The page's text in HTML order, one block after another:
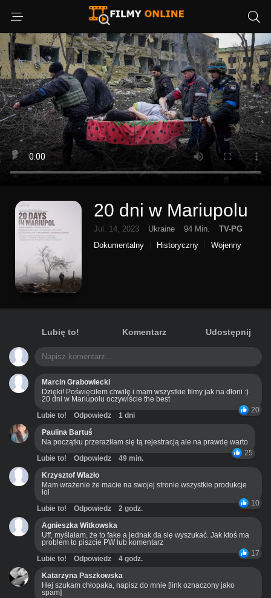
20 dni w Mariupolu
Jul. 14, 2023 Ukraine 94 Min.
TV-PG
Dokumentalny
Historyczny Wojenny
Lubię to! Komentarz Udostępnij
Marcin Grabowiecki
Dzięki! Poświęciłem chwilę i mam wszystkie filmy jak na dłoni :)
20 dni w Mariupolu oczywiście the best
20
Lubie to! Odpowiedz
1 dni
Paulina Bartuś
Na początku przeraziłam się tą rejestracją ale na prawdę warto
25
Lubie to! Odpowiedz
49 min.
Krzysztof Wlazło
Mam wrażenie że macie na swojej stronie wszystkie produkcje
lol
10
Lubie to! Odpowiedz
2 godz.
Agnieszka Witkowska
Uff, myślałam, że to fake a jednak da się wyszukać. Jak ktoś ma
problem to piszcie PW lub komentarz
17
Lubie to! Odpowiedz
4 godz.
Katarzyna Paszkowska
Hej szukam chłopaka, napisz do mnie [link oznaczony jako
spam]